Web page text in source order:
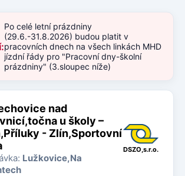
Po celé letní prázdniny
(29.6.-31.8.2026) budou platit v
pracovních dnech na všech linkách MHD
jízdní řády pro "Pracovní dny-školní
prázdniny" (3.sloupec níže)
nad
u školy –
- Zlín,Sportovní
Lužkovice,Na
DSZO,s.r.o.